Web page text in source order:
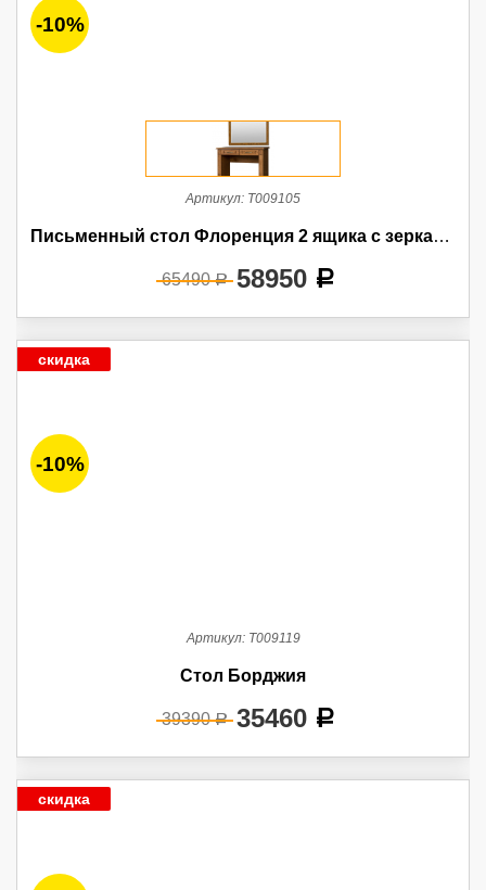
-10%
Артикул: Т009105
Письменный стол Флоренция 2 ящика с зеркалом
65490a 58950 a
скидка
-10%
Артикул: Т009119
Стол Борджия
39390a 35460 a
скидка